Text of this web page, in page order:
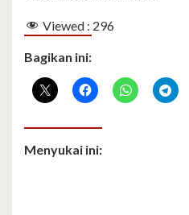
Viewed : 296
Bagikan ini:
Menyukai ini: